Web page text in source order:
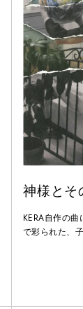
神様とそ
KERA自作の
で彩られた、
エ・山内圭哉
はイジメが